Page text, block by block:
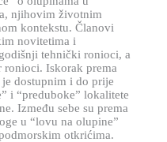
njihovim životnim
kontekstu. Članovi
novitetima i
tehnički ronioci, a
ronioci. Iskorak prema
dostupnim i do prije
i “preduboke” lokalitete
Između sebe su prema
u “lovu na olupine”
otkrićima.